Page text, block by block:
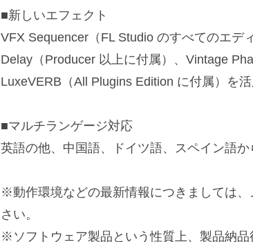
■新しいエフェクト
VFX Sequencer（FL Studio のすべてのエデ
Delay（Producer 以上に付属）、Vintage
LuxeVERB（All Plugins Edition に付属）を活
■マルチランゲージ対応
英語の他、中国語、ドイツ語、スペイン語か
※動作環境などの最新情報につきましては
さい。
※ソフトウェア製品という性質上、製品納